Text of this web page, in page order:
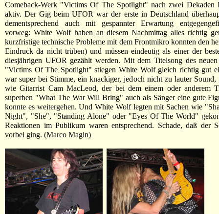
Comeback-Werk "Victims Of The Spotlight" nach zwei Dekaden
aktiv. Der Gig beim UFOR war der erste in Deutschland
dementsprechend auch mit gespannter Erwartung
vorweg: White Wolf haben an diesem Nachmittag alles richtig
kurzfristige technische Probleme mit dem Frontmikro konnten den
Eindruck da nicht trüben) und müssen eindeutig als einer der
diesjährigen UFOR gezählt werden. Mit dem Titelsong des
"Victims Of The Spotlight" stiegen White Wolf gleich richtig gut
war super bei Stimme, ein knackiger, jedoch nicht zu lauter Sound,
wie Gitarrist Cam MacLeod, der bei dem einem oder anderem
superben "What The War Will Bring" auch als Sänger eine gute
konnte es weitergehen. Und White Wolf legten mit Sachen wie
Night", "She", "Standing Alone" oder "Eyes Of The World"
Reaktionen im Publikum waren entsprechend. Schade, daß der
vorbei ging. (Marco Magin)